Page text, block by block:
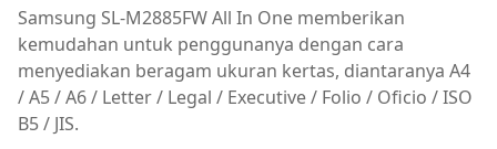
Samsung SL-M2885FW All In One memberikan
kemudahan untuk penggunanya dengan cara
menyediakan beragam ukuran kertas, diantaranya A4
/ A5 / A6 / Letter / Legal / Executive / Folio / Oficio / ISO
B5 / JIS.